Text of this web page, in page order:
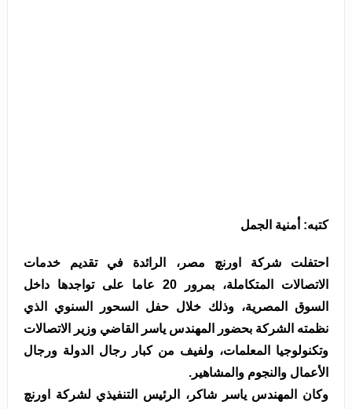
كتبه: أمنية الجمل
احتفلت شركة اورنچ مصر، الرائدة في تقديم خدمات
الاتصالات المتكاملة، بمرور 20 عاما على تواجدها داخل
السوق المصرية، وذلك خلال حفل السحور السنوي الذي
نظمته الشركة بحضور المهندس ياسر القاضي وزير الاتصالات
وتكنولوجيا المعلمات، ولفيف من كبار رجال الدولة ورجال
الأعمال والنجوم والمشاهير.
وكان المهندس ياسر شاكر، الرئيس التنفيذي لشركة اورنچ